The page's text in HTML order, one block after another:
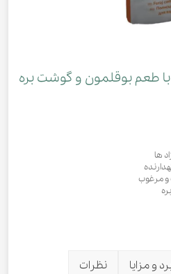
طعم بوقلمون و گوشت بره
ها
و مرغوب
و مزایا نظرات